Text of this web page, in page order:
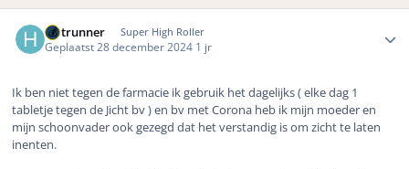
Hotrunner Super High Roller
Geplaatst28 december 2024 1 jr
Ik ben niet tegen de farmacie ik gebruik het dagelijks ( elke dag 1
tabletje tegen de Jicht bv ) en bv met Corona heb ik mijn moeder en
mijn schoonvader ook gezegd dat het verstandig is om zicht te laten
inenten.